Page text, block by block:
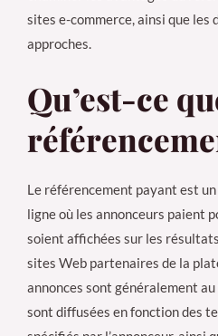
sites e-commerce, ainsi que les
approches.
Qu’est-ce
Le référencement payant est
ligne où les annonceurs paient
soient affichées sur les
sites Web partenaires de la
annonces sont généralement
sont diffusées en fonction des